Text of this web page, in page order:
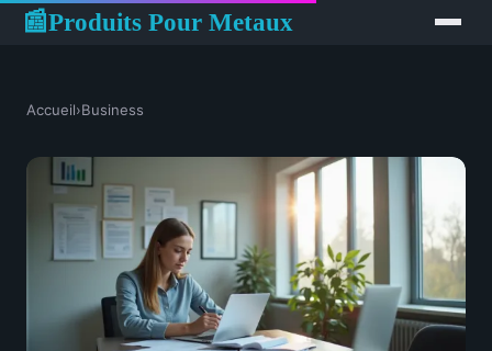
📰Produits Pour Metaux
Accueil›Business